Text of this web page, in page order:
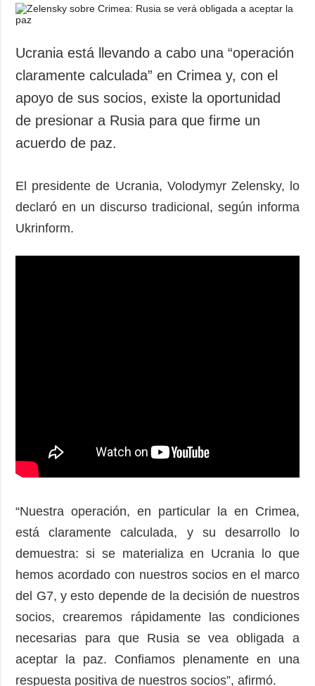
Ucrania está llevando a cabo una “operación
claramente calculada” en Crimea y, con el
apoyo de sus socios, existe la oportunidad
de presionar a Rusia para que firme un
acuerdo de paz.
El presidente de Ucrania, Volodymyr Zelensky, lo
declaró en un discurso tradicional, según informa
Ukrinform.
“Nuestra operación, en particular la en Crimea,
está claramente calculada, y su desarrollo lo
demuestra: si se materializa en Ucrania lo que
hemos acordado con nuestros socios en el marco
del G7, y esto depende de la decisión de nuestros
socios, crearemos rápidamente las condiciones
necesarias para que Rusia se vea obligada a
aceptar la paz. Confiamos plenamente en una
respuesta positiva de nuestros socios”, afirmó.